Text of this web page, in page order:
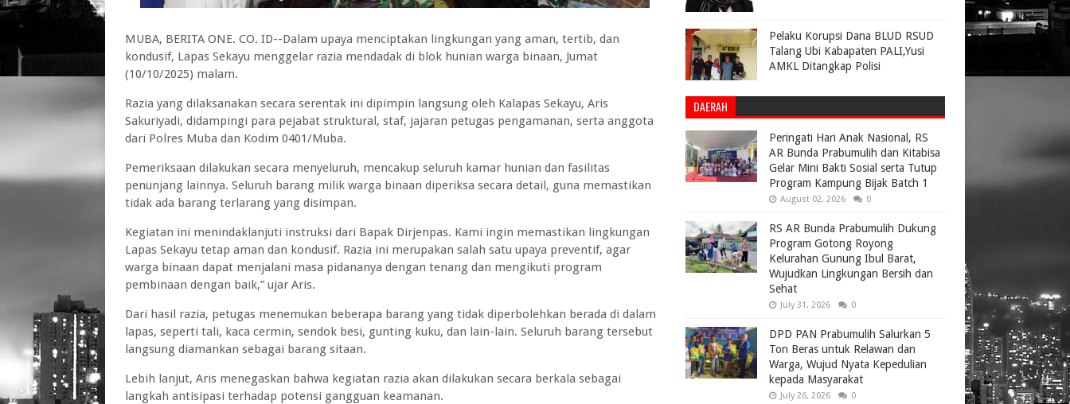
MUBA, BERITA ONE. CO. ID--Dalam upaya menciptakan lingkungan yang aman, tertib, dan
kondusif, Lapas Sekayu menggelar razia mendadak di blok hunian warga binaan, Jumat
(10/10/2025) malam.
Razia yang dilaksanakan secara serentak ini dipimpin langsung oleh Kalapas Sekayu, Aris
Sakuriyadi, didampingi para pejabat struktural, staf, jajaran petugas pengamanan, serta anggota
dari Polres Muba dan Kodim 0401/Muba.
Pemeriksaan dilakukan secara menyeluruh, mencakup seluruh kamar hunian dan fasilitas
penunjang lainnya. Seluruh barang milik warga binaan diperiksa secara detail, guna memastikan
tidak ada barang terlarang yang disimpan.
Kegiatan ini menindaklanjuti instruksi dari Bapak Dirjenpas. Kami ingin memastikan lingkungan
Lapas Sekayu tetap aman dan kondusif. Razia ini merupakan salah satu upaya preventif, agar
warga binaan dapat menjalani masa pidananya dengan tenang dan mengikuti program
pembinaan dengan baik,” ujar Aris.
Dari hasil razia, petugas menemukan beberapa barang yang tidak diperbolehkan berada di dalam
lapas, seperti tali, kaca cermin, sendok besi, gunting kuku, dan lain-lain. Seluruh barang tersebut
langsung diamankan sebagai barang sitaan.
Lebih lanjut, Aris menegaskan bahwa kegiatan razia akan dilakukan secara berkala sebagai
langkah antisipasi terhadap potensi gangguan keamanan.
Pelaku Korupsi Dana BLUD RSUD
Talang Ubi Kabapaten PALI,Yusi
AMKL Ditangkap Polisi
DAERAH
Peringati Hari Anak Nasional, RS
AR Bunda Prabumulih dan Kitabisa
Gelar Mini Bakti Sosial serta Tutup
Program Kampung Bijak Batch 1
August 02, 2026 0
RS AR Bunda Prabumulih Dukung
Program Gotong Royong
Kelurahan Gunung Ibul Barat,
Wujudkan Lingkungan Bersih dan
Sehat
July 31, 2026 0
DPD PAN Prabumulih Salurkan 5
Ton Beras untuk Relawan dan
Warga, Wujud Nyata Kepedulian
kepada Masyarakat
July 26, 2026 0